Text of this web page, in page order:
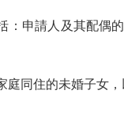
申請人及其配偶
同住的未婚子女